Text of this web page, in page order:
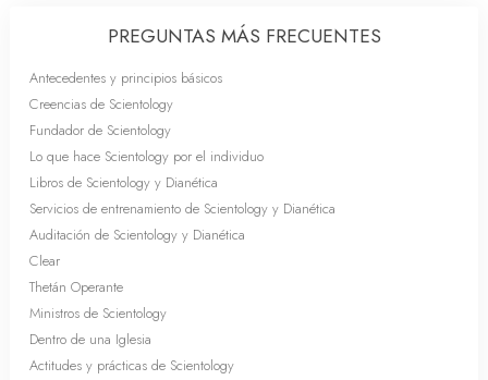
PREGUNTAS MÁS FRECUENTES
Antecedentes y principios básicos
Creencias de Scientology
Fundador de Scientology
Lo que hace Scientology por el individuo
Libros de Scientology y Dianética
Servicios de entrenamiento de Scientology y Dianética
Auditación de Scientology y Dianética
Clear
Thetán Operante
Ministros de Scientology
Dentro de una Iglesia
Actitudes y prácticas de Scientology